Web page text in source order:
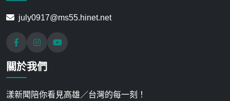
july0917@ms55.hinet.net
關於我們
漾新聞陪你看見高雄／台灣的每一刻！